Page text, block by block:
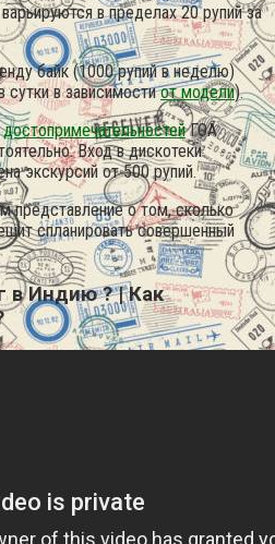
в пределах 20 рупий за
байк (1000 рупий в неделю)
сутки в зависимостиот модели).
достопримечательностейГОА
Вход в дискотеки
экскурсий от 500 рупий.
представление о том, сколько
спланировать совершенный
в Индию ? | Как